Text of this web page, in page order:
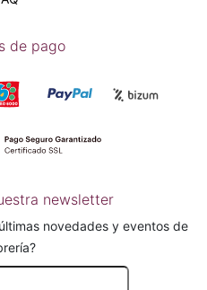
de pago
newsletter
novedades y eventos de